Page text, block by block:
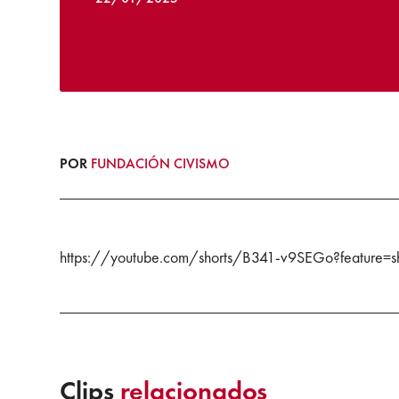
POR FUNDACIÓN CIVISMO
https://youtube.com/shorts/B341-
Clips relacionados